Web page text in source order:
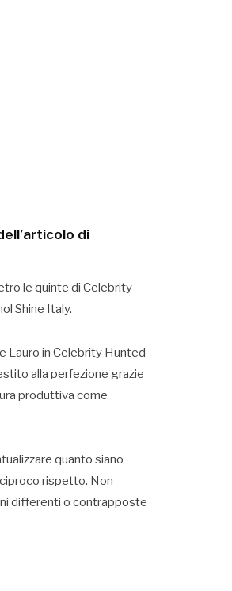
di
le quinte di Celebrity
Shine Italy.
Lauro in Celebrity Hunted
alla perfezione grazie
produttiva come
quanto siano
rispetto. Non
differenti o contrapposte